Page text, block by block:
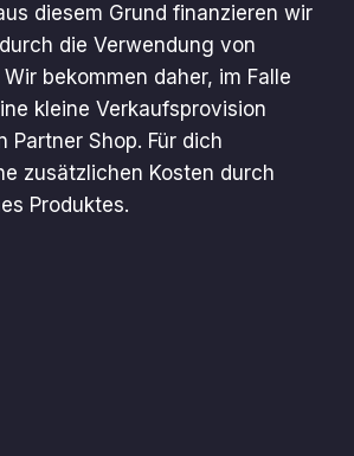
diesem Grund finanzieren wir
die Verwendung von
bekommen daher, im Falle
kleine Verkaufsprovision
Partner Shop. Für dich
zusätzlichen Kosten durch
Produktes.